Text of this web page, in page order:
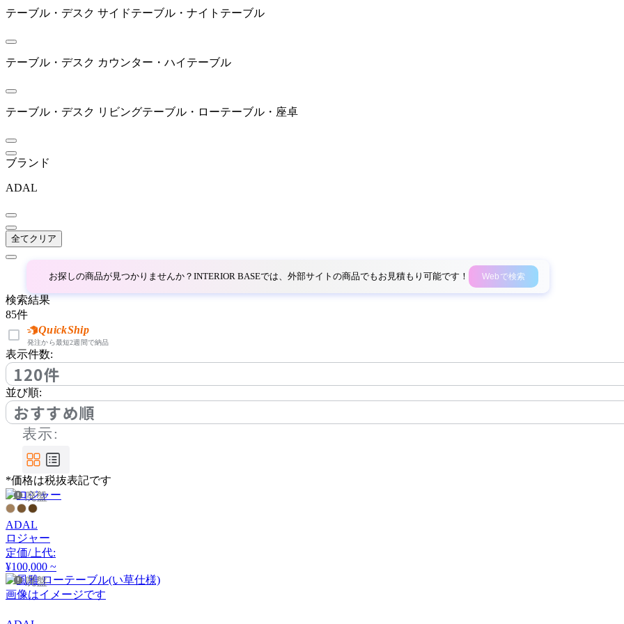
アズマヤ
B-LINE
bellacontte
ベラコンテ
ボーコンセプト
bogaerts label
ボガーツ・ラベル
by interiors
CARBON STOCK FURNI
TURE
カーボンストックファニ
テーブル・デスク サイドテーブル・ナイトテーブル
テーブル・デスク カウンター・ハイテーブル
テーブル・デスク リビングテーブル・ローテーブル・座卓
ブランド
ADAL
全てクリア
お探しの商品が見つかりませんか？INTERIOR BASEでは、外部サイトの商品でもお見積もり可能です！ Webで検索
検索結果
85件
QuickShip
発注から最短2週間で納品
表示件数:
120件
並び順:
おすすめ順
表示:
*価格は税抜表記です
廃盤
ADAL
ロジャー
定価/上代:
¥100,000 ~
廃盤
画像はイメージです